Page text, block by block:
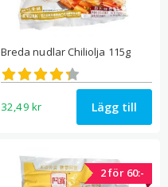
Breda nudlar Chiliolja 115g
Betygsatt
4.31
av 5
32,49 kr Lägg till
2 för 60:-